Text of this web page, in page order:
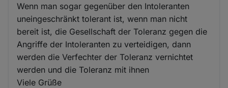
Wenn man sogar gegenüber den Intoleranten
uneingeschränkt tolerant ist, wenn man nicht
bereit ist, die Gesellschaft der Toleranz gegen die
Angriffe der Intoleranten zu verteidigen, dann
werden die Verfechter der Toleranz vernichtet
werden und die Toleranz mit ihnen
Viele Grüße